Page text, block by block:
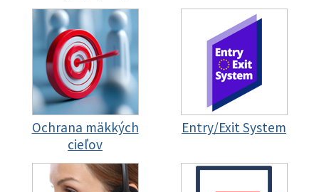
Ochrana mäkkých
cieľov
Entry/Exit System